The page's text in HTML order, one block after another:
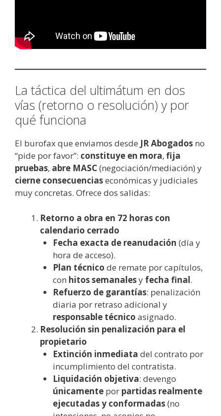
La táctica del ultimátum en dos
vías (retorno o resolución) y por
qué funciona
El burofax que enviamos desde JR Abogados no
“pide por favor”: constituye en mora, fija
pruebas, abre MASC(negociación/mediación) y
cierne consecuenciaseconómicas y judiciales
muy concretas. Ofrece dos salidas:
Retorno a obra en 72 horas con
calendario cerrado
Fecha exacta de reanudación (día y
hora de acceso).
Plan técnico de remate por capítulos,
con hitos semanalesy fecha final.
Refuerzo de garantías: penalización
diaria por retraso adicional y
responsable técnico asignado.
Resolución sin penalización para el
propietario
Extinción inmediata del contrato por
incumplimiento del contratista.
Liquidación objetiva: devengo
únicamentepor partidas realmente
ejecutadas y conformadas(no